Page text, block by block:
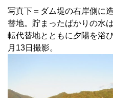
写真下＝ダム堤の右岸側に
替地。貯まったばかりの水
転代替地とともに夕陽を浴
月13日撮影。